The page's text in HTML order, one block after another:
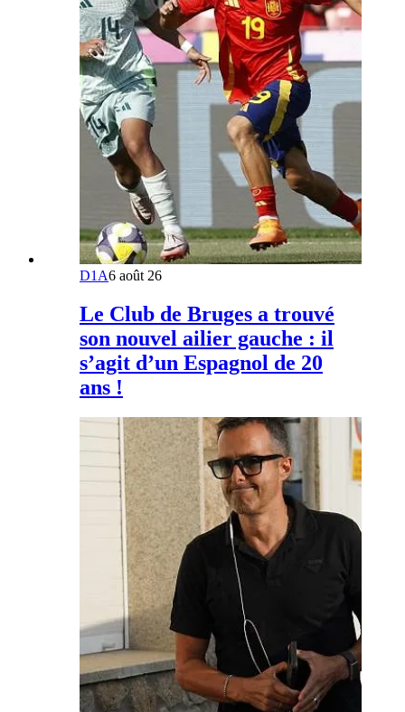
D1A6 août 26
Le Club de Bruges a trouvé
son nouvel ailier gauche : il
s’agit d’un Espagnol de 20
ans !